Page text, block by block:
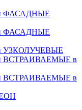
ФАСАДНЫЕ
ФАСАДНЫЕ
УЗКОЛУЧЕВЫЕ
ВСТРАИВАЕМЫЕ в
ВСТРАИВАЕМЫЕ в